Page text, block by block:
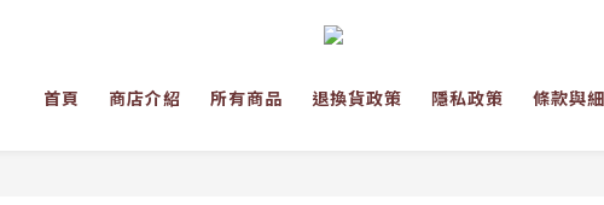
首頁 商店介紹 所有商品 退換貨政策 隱私政策 條款與